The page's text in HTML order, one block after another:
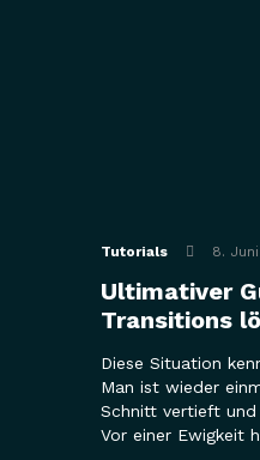
Tutorials 8. Juni
Ultimativer
Transitions
Diese Situation
Man ist wieder
Schnitt vertieft und
Vor einer Ewigkeit